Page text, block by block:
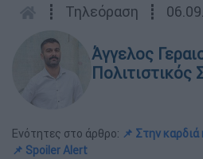
┋ Τηλεόραση ┋
Άγγελος
Πολιτιστικός
Ενότητες στο άρθρο: 📌 Στην
📌 Spoiler Alert